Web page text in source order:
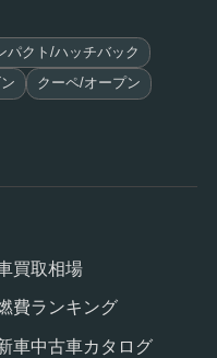
パクト/ハッチバック
クーペ/オープン
買取相場
費ランキング
車中古車カタログ